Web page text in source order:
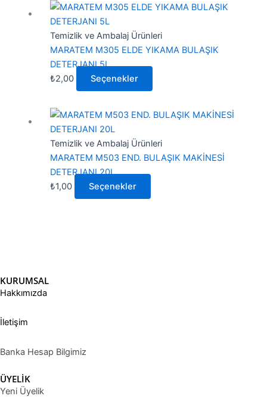
Temizlik ve Ambalaj Ürünleri
MARATEM M305 ELDE YIKAMA BULAŞIK
DETERJANI 5L
₺2,00 Seçenekler
Bu
birden
fazla
varyasyonu
Seçenekler
sayfasından
Temizlik ve Ambalaj Ürünleri
MARATEM M503 END. BULAŞIK MAKİNESİ
DETERJANI 20L
₺1,00 Seçenekler
Bu
birden
fazla
varyasyonu
Seçenekler
KURUMSAL
Hakkımızda
İletişim
Banka Hesap Bilgimiz
ÜYELİK
Yeni Üyelik